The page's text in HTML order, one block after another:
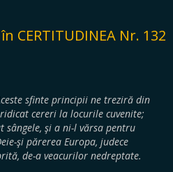
CERTITUDINEA Nr. 132
sfinte principii ne treziră din
cereri la locurile cuvenite;
sângele, şi a ni-l vărsa pentru
şi părerea Europa, judece
de-a veacurilor nedreptate.